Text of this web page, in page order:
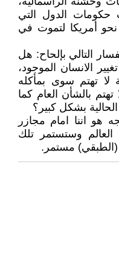
الدول التي
أمريكا لتموت في
التالي بإلحاح: هل
الانسان الموجود،
تهتم سوى بمأكله
تهتم بالشأن العام كما
بشكل كبير؟
هو اننا امام مجازر
وستستمر تلك
(الطبقي) مستمر.